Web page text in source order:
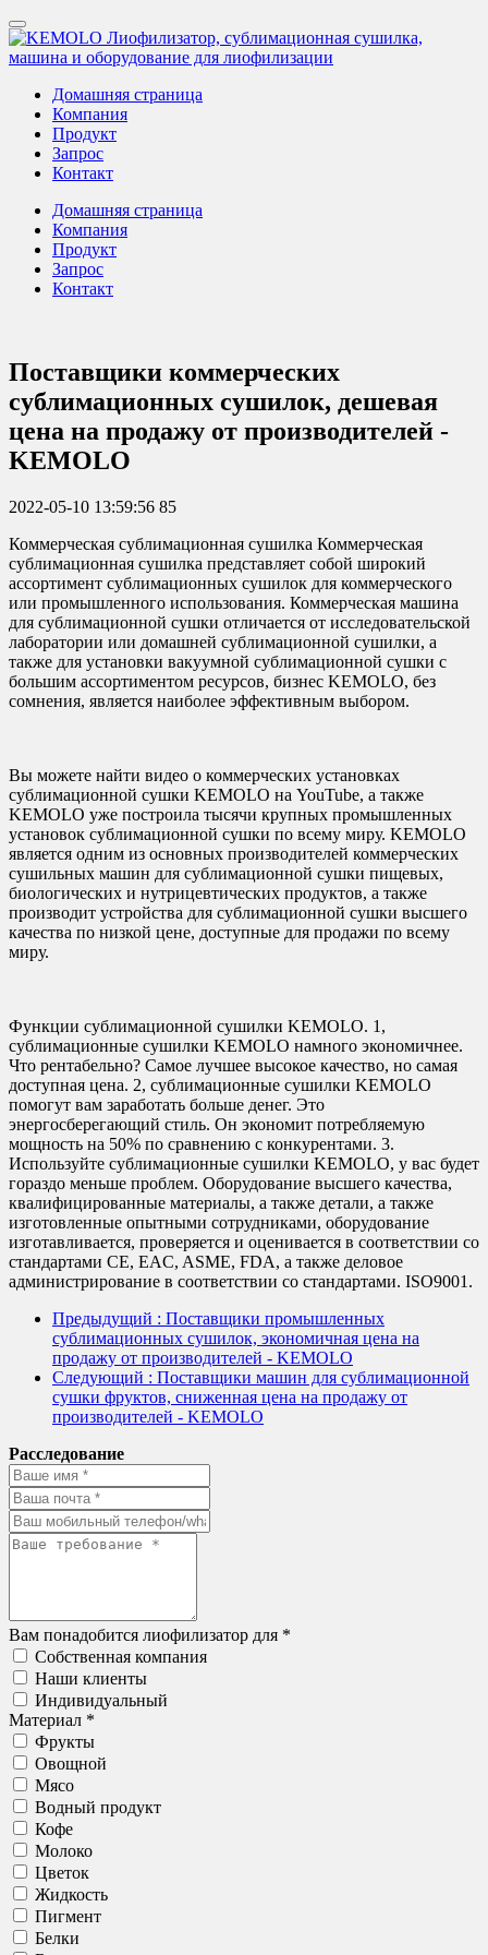
Домашняя страница
Компания
Продукт
Запрос
Контакт
Домашняя страница
Компания
Продукт
Запрос
Контакт
Поставщики коммерческих
сублимационных сушилок, дешевая
цена на продажу от производителей -
KEMOLO
2022-05-10 13:59:56 85
Коммерческая сублимационная сушилка Коммерческая
сублимационная сушилка представляет собой широкий
ассортимент сублимационных сушилок для коммерческого
или промышленного использования. Коммерческая машина
для сублимационной сушки отличается от исследовательской
лаборатории или домашней сублимационной сушилки, а
также для установки вакуумной сублимационной сушки с
большим ассортиментом ресурсов, бизнес KEMOLO, без
сомнения, является наиболее эффективным выбором.
Вы можете найти видео о коммерческих установках
сублимационной сушки KEMOLO на YouTube, а также
KEMOLO уже построила тысячи крупных промышленных
установок сублимационной сушки по всему миру. KEMOLO
является одним из основных производителей коммерческих
сушильных машин для сублимационной сушки пищевых,
биологических и нутрицевтических продуктов, а также
производит устройства для сублимационной сушки высшего
качества по низкой цене, доступные для продажи по всему
миру.
Функции сублимационной сушилки KEMOLO. 1,
сублимационные сушилки KEMOLO намного экономичнее.
Что рентабельно? Самое лучшее высокое качество, но самая
доступная цена. 2, сублимационные сушилки KEMOLO
помогут вам заработать больше денег. Это
энергосберегающий стиль. Он экономит потребляемую
мощность на 50% по сравнению с конкурентами. 3.
Используйте сублимационные сушилки KEMOLO, у вас будет
гораздо меньше проблем. Оборудование высшего качества,
квалифицированные материалы, а также детали, а также
изготовленные опытными сотрудниками, оборудование
изготавливается, проверяется и оценивается в соответствии со
стандартами CE, EAC, ASME, FDA, а также деловое
администрирование в соответствии со стандартами. ISO9001.
Предыдущий : Поставщики промышленных
сублимационных сушилок, экономичная цена на
продажу от производителей - KEMOLO
Следующий : Поставщики машин для сублимационной
сушки фруктов, сниженная цена на продажу от
производителей - KEMOLO
Расследование
Вам понадобится лиофилизатор для *
Собственная компания
Наши клиенты
Индивидуальный
Материал *
Фрукты
Овощной
Мясо
Водный продукт
Кофе
Молоко
Цветок
Жидкость
Пигмент
Белки